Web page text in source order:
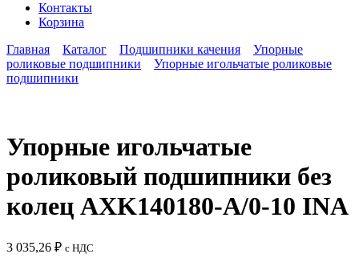
Контакты
Корзина
Главная
Каталог Подшипники качения
Упорные
роликовые подшипники
Упорные игольчатые роликовые
подшипники
Упорные игольчатые
роликовый подшипники без
колец AXK140180-A/0-10 INA
3 035,26 ₽ с НДС